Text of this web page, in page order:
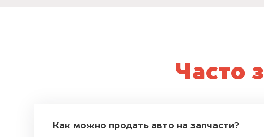
Часто
Как можно продать авто на запчасти?